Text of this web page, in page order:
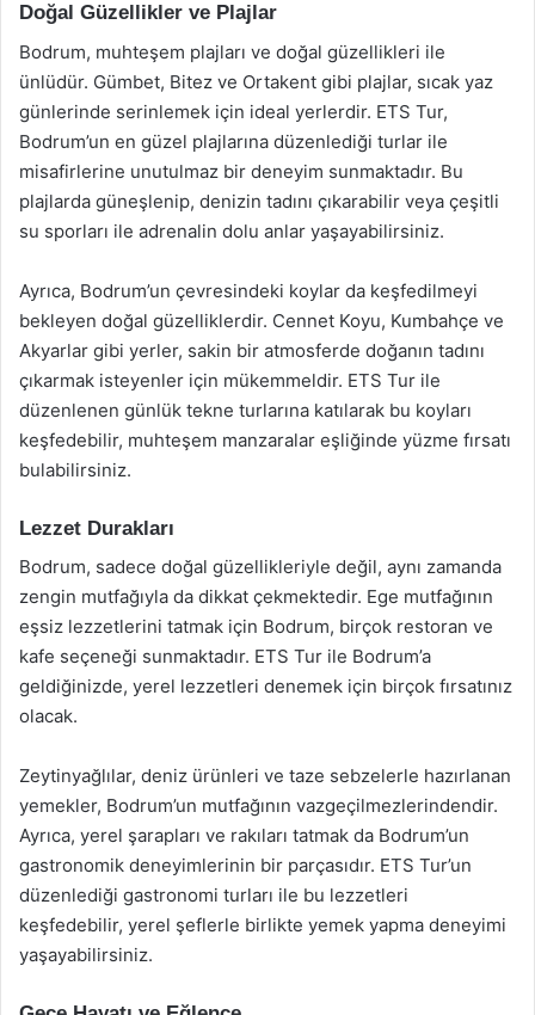
Doğal Güzellikler ve Plajlar
Bodrum, muhteşem plajları ve doğal güzellikleri ile
ünlüdür. Gümbet, Bitez ve Ortakent gibi plajlar, sıcak yaz
günlerinde serinlemek için ideal yerlerdir. ETS Tur,
Bodrum’un en güzel plajlarına düzenlediği turlar ile
misafirlerine unutulmaz bir deneyim sunmaktadır. Bu
plajlarda güneşlenip, denizin tadını çıkarabilir veya çeşitli
su sporları ile adrenalin dolu anlar yaşayabilirsiniz.
Ayrıca, Bodrum’un çevresindeki koylar da keşfedilmeyi
bekleyen doğal güzelliklerdir. Cennet Koyu, Kumbahçe ve
Akyarlar gibi yerler, sakin bir atmosferde doğanın tadını
çıkarmak isteyenler için mükemmeldir. ETS Tur ile
düzenlenen günlük tekne turlarına katılarak bu koyları
keşfedebilir, muhteşem manzaralar eşliğinde yüzme fırsatı
bulabilirsiniz.
Lezzet Durakları
Bodrum, sadece doğal güzellikleriyle değil, aynı zamanda
zengin mutfağıyla da dikkat çekmektedir. Ege mutfağının
eşsiz lezzetlerini tatmak için Bodrum, birçok restoran ve
kafe seçeneği sunmaktadır. ETS Tur ile Bodrum’a
geldiğinizde, yerel lezzetleri denemek için birçok fırsatınız
olacak.
Zeytinyağlılar, deniz ürünleri ve taze sebzelerle hazırlanan
yemekler, Bodrum’un mutfağının vazgeçilmezlerindendir.
Ayrıca, yerel şarapları ve rakıları tatmak da Bodrum’un
gastronomik deneyimlerinin bir parçasıdır. ETS Tur’un
düzenlediği gastronomi turları ile bu lezzetleri
keşfedebilir, yerel şeflerle birlikte yemek yapma deneyimi
yaşayabilirsiniz.